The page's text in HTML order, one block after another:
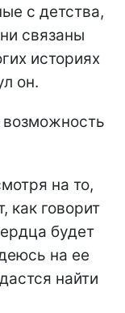
с детства,
связаны
историях
он.
возможность
на то,
как говорит
будет
на ее
найти